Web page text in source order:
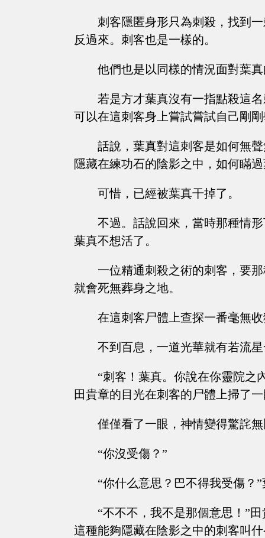
刺客隱匿身形只為刺殺，找到
反過來。刺客也是一樣的。
他們也是以同樣的情況面對葉
若是方才葉真沒有一指點殺這
可以在這刺客身上嘗試嘗試自己剛
話說，葉真對這刺客是如何無
隱藏在練功石的陰影之中，如何瞞
可惜，已經被葉真干掉了。
不過。話說回來，當時那種情
葉真不想活了。
一位精通刺殺之術的刺客，要
就會死無葬身之地。
在這刺客尸體上查探一番毫無
不到百息，一道光華就有若流
“刺客！葉真。你說在你靈院之
田貴章的目光在刺客的尸體上掃了
僅僅看了一眼，神情變得驚詫
“你沒受傷？”
“你什么意思？巴不得我受傷？
“不不不，我不是那個意思！”
這種能夠隱藏在陰影之中的刺客叫